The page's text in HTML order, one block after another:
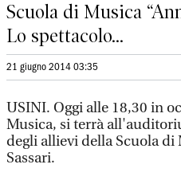
Scuola di Musica
Lo spettacolo...
21 giugno 2014 03:35
USINI. Oggi alle 18,30 in
Musica, si terrà
degli allievi della Scuola di
Sassari.